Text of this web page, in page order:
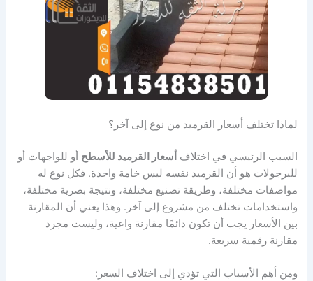
لماذا تختلف أسعار القرميد من نوع إلى آخر؟
السبب الرئيسي في اختلاف أسعار القرميد للأسطح أو للواجهات أو
للبرجولات هو أن القرميد نفسه ليس خامة واحدة. فكل نوع له
مواصفات مختلفة، وطريقة تصنيع مختلفة، ونتيجة بصرية مختلفة،
واستخدامات تختلف من مشروع إلى آخر. وهذا يعني أن المقارنة
بين الأسعار يجب أن تكون دائمًا مقارنة واعية، وليست مجرد
مقارنة رقمية سريعة.
ومن أهم الأسباب التي تؤدي إلى اختلاف السعر: